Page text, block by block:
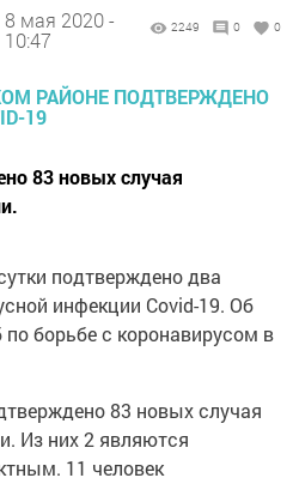
8 мая 2020 -
10:47
2249 0 0
83 новых случая
подтверждено два
инфекции Covid-19. Об
борьбе с коронавирусом в
83 новых случая
Из них 2 являются
11 человек